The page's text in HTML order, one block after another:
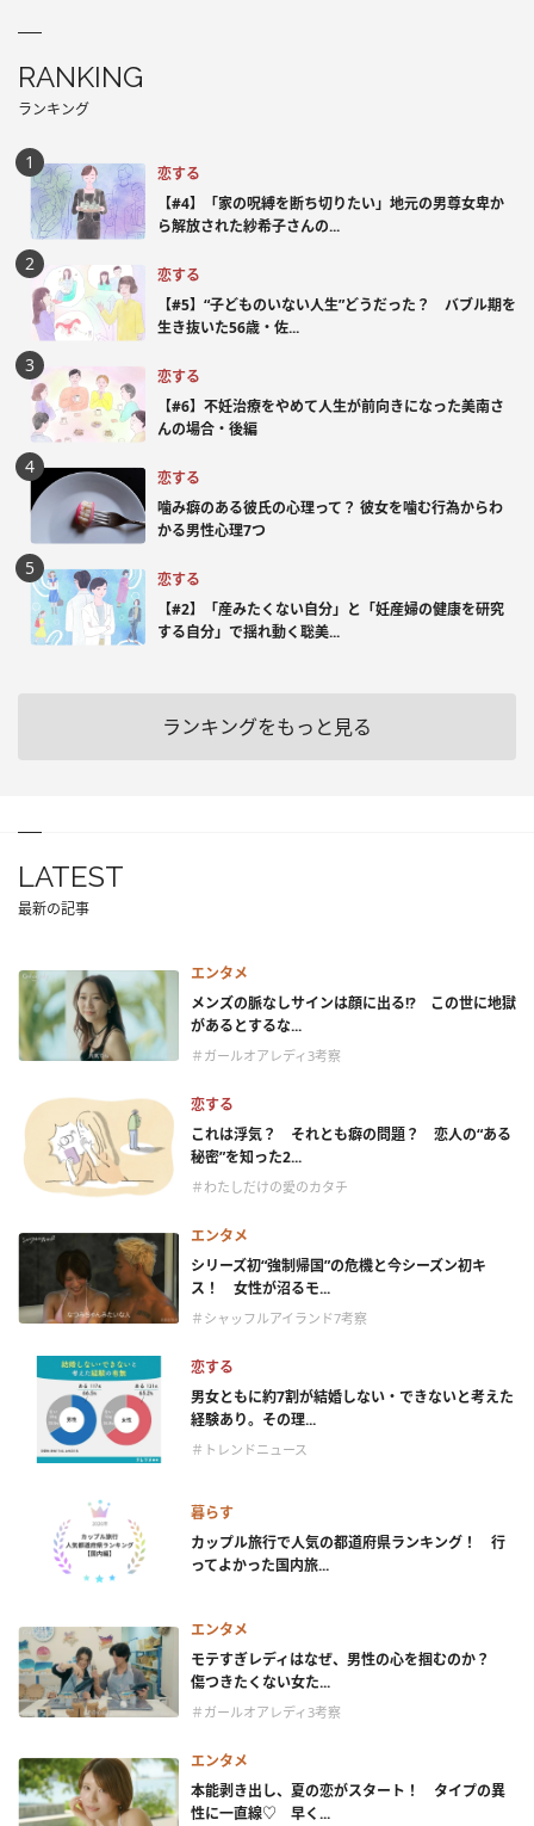
RANKING
ランキング
恋する
【#4】「家の呪縛を断ち切りたい」地元の男尊女卑か
ら解放された紗希子さんの...
恋する
【#5】“子どものいない人生”どうだった？ バブル期を
生き抜いた56歳・佐...
恋する
【#6】不妊治療をやめて人生が前向きになった美南さ
んの場合・後編
恋する
噛み癖のある彼氏の心理って？ 彼女を噛む行為からわ
かる男性心理7つ
恋する
【#2】「産みたくない自分」と「妊産婦の健康を研究
する自分」で揺れ動く聡美...
ランキングをもっと見る
LATEST
最新の記事
エンタメ
メンズの脈なしサインは顔に出る!? この世に地獄
があるとするな...
＃ガールオアレディ3考察
恋する
これは浮気？ それとも癖の問題？ 恋人の“ある
秘密”を知った2...
＃わたしだけの愛のカタチ
エンタメ
シリーズ初“強制帰国”の危機と今シーズン初キ
ス！ 女性が沼るモ...
＃シャッフルアイランド7考察
恋する
男女ともに約7割が結婚しない・できないと考えた
経験あり。その理...
＃トレンドニュース
暮らす
カップル旅行で人気の都道府県ランキング！ 行
ってよかった国内旅...
エンタメ
モテすぎレディはなぜ、男性の心を掴むのか？
傷つきたくない女た...
＃ガールオアレディ3考察
エンタメ
本能剥き出し、夏の恋がスタート！ タイプの異
性に一直線♡ 早く...